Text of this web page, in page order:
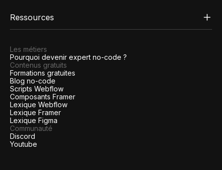
Ressources
Les métiers
Pourquoi devenir expert no-code ?
Contenus gratuits
Formations gratuites
Blog no-code
Scripts Webflow
Composants Framer
Lexique Webflow
Lexique Framer
Lexique Figma
Communauté
Discord
Youtube